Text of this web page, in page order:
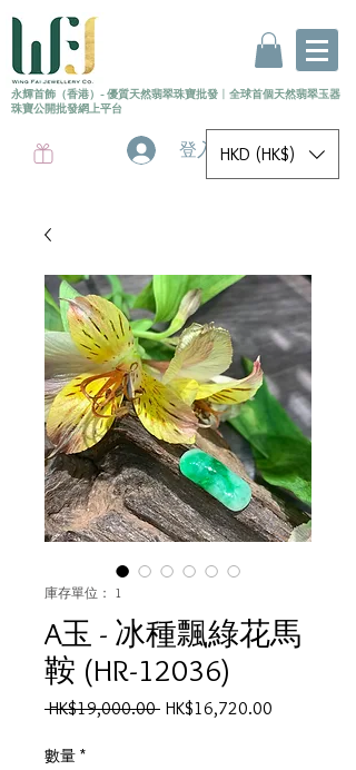
永輝首飾（香港）- 優質天然翡翠珠寶批發 〡 全球首個天然翡翠玉器
珠寶公開批發網上平台
登入 HKD (HK$)
庫存單位： 1
A玉 - 冰種飄綠花馬
鞍 (HR-12036)
HK$19,000.00 一HK$16,720.00
數量 *